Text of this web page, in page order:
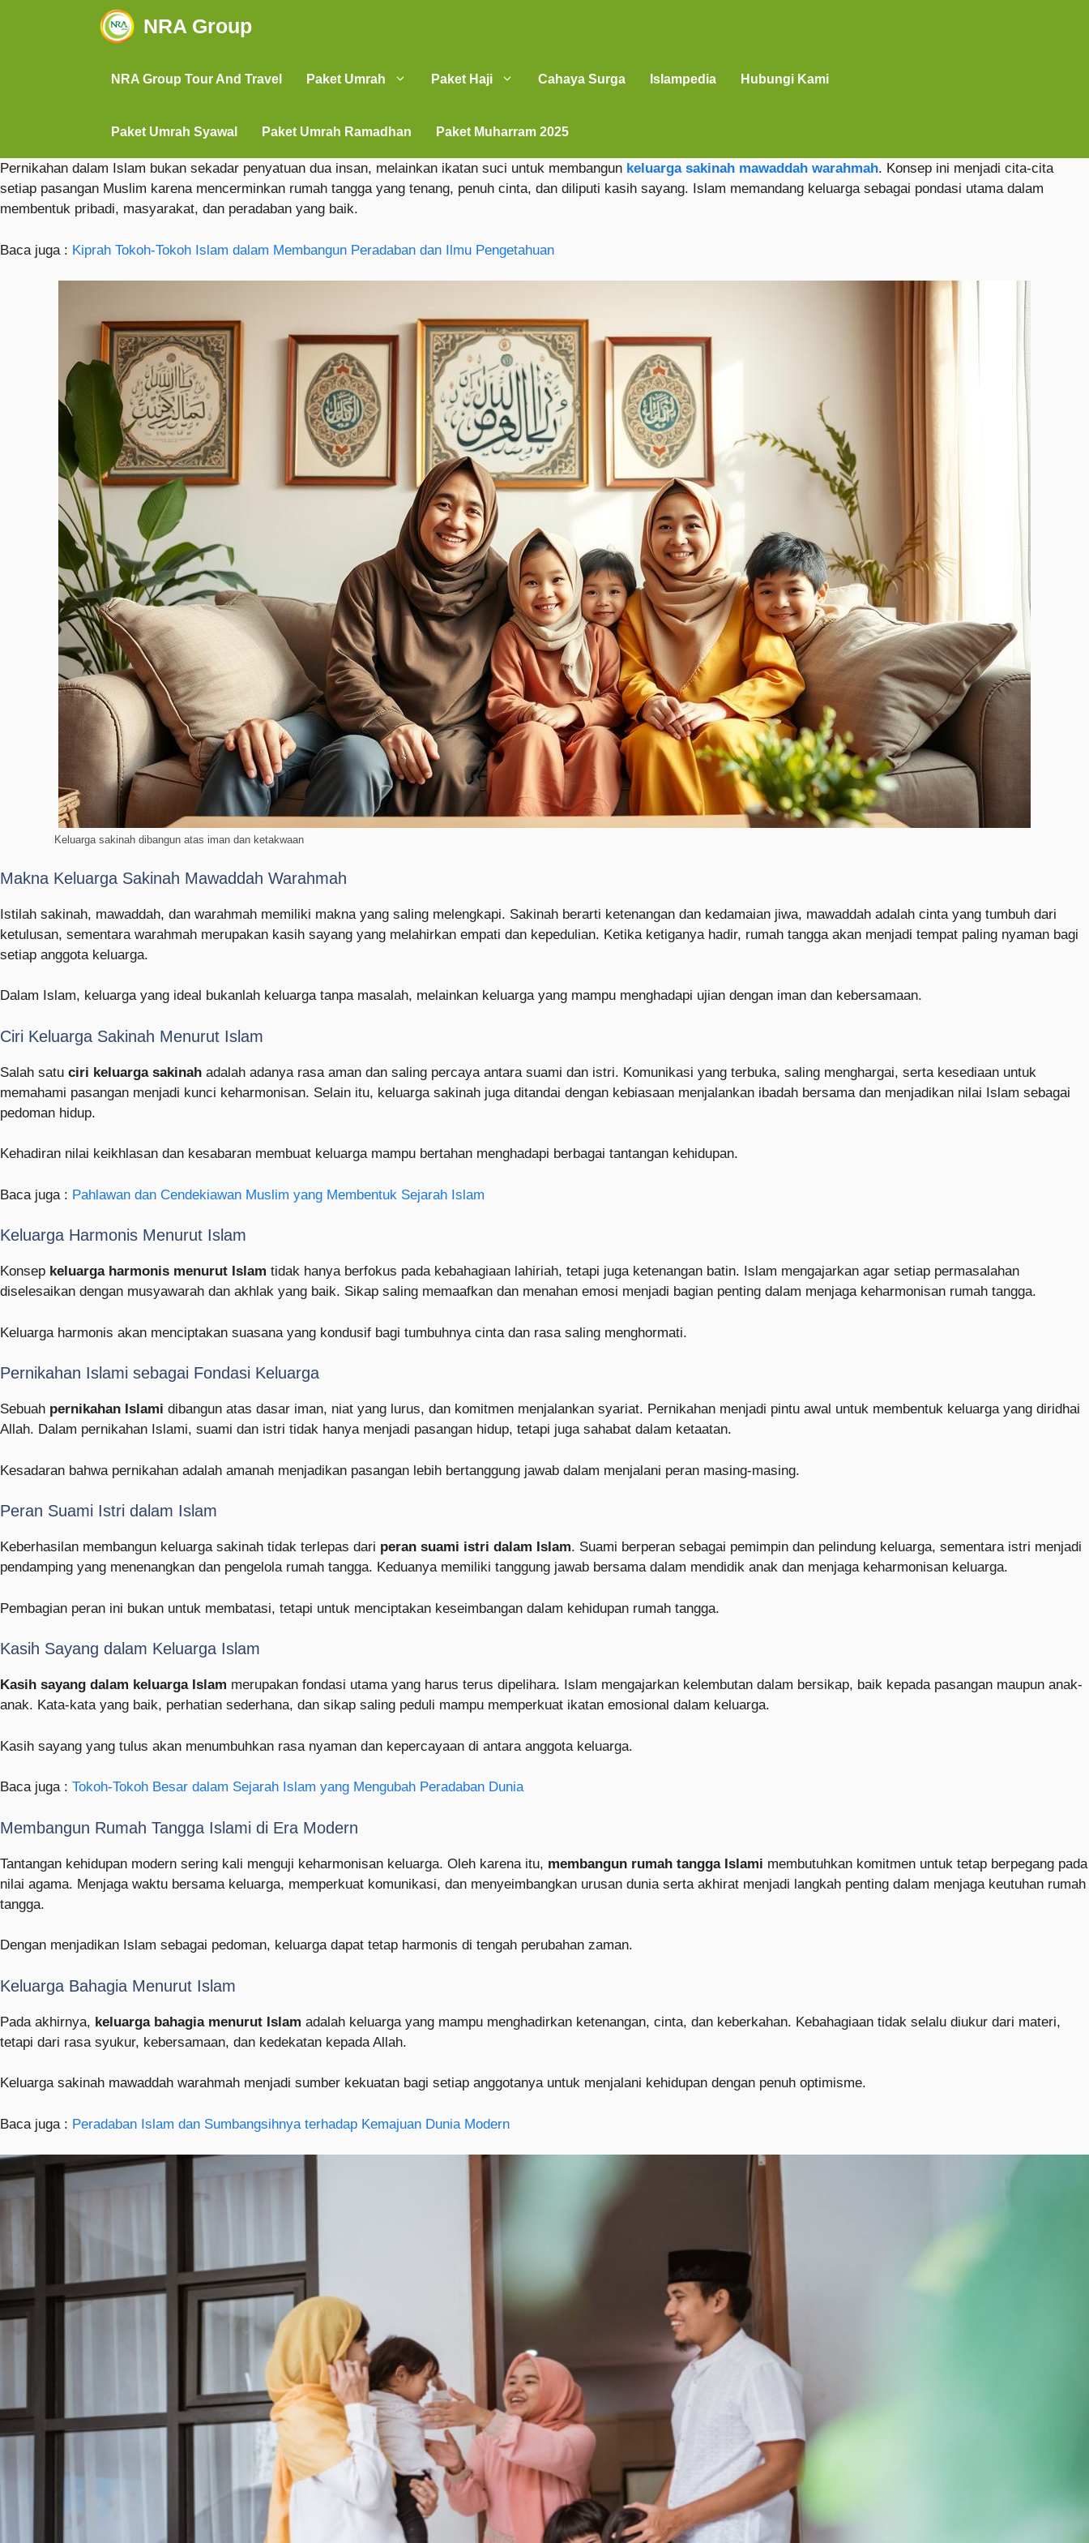
NRA Group
NRA Group Tour And Travel Paket Umrah Paket Haji Cahaya Surga Islampedia Hubungi Kami
Paket Umrah Syawal Paket Umrah Ramadhan Paket Muharram 2025
Pernikahan dalam Islam bukan sekadar penyatuan dua insan, melainkan ikatan suci untuk membangun keluarga sakinah mawaddah warahmah. Konsep ini menjadi cita-cita
setiap pasangan Muslim karena mencerminkan rumah tangga yang tenang, penuh cinta, dan diliputi kasih sayang. Islam memandang keluarga sebagai pondasi utama dalam
membentuk pribadi, masyarakat, dan peradaban yang baik.
Baca juga : Kiprah Tokoh-Tokoh Islam dalam Membangun Peradaban dan Ilmu Pengetahuan
Keluarga sakinah dibangun atas iman dan ketakwaan
Makna Keluarga Sakinah Mawaddah Warahmah
Istilah sakinah, mawaddah, dan warahmah memiliki makna yang saling melengkapi. Sakinah berarti ketenangan dan kedamaian jiwa, mawaddah adalah cinta yang tumbuh dari
ketulusan, sementara warahmah merupakan kasih sayang yang melahirkan empati dan kepedulian. Ketika ketiganya hadir, rumah tangga akan menjadi tempat paling nyaman bagi
setiap anggota keluarga.
Dalam Islam, keluarga yang ideal bukanlah keluarga tanpa masalah, melainkan keluarga yang mampu menghadapi ujian dengan iman dan kebersamaan.
Ciri Keluarga Sakinah Menurut Islam
Salah satu ciri keluarga sakinah adalah adanya rasa aman dan saling percaya antara suami dan istri. Komunikasi yang terbuka, saling menghargai, serta kesediaan untuk
memahami pasangan menjadi kunci keharmonisan. Selain itu, keluarga sakinah juga ditandai dengan kebiasaan menjalankan ibadah bersama dan menjadikan nilai Islam sebagai
pedoman hidup.
Kehadiran nilai keikhlasan dan kesabaran membuat keluarga mampu bertahan menghadapi berbagai tantangan kehidupan.
Baca juga : Pahlawan dan Cendekiawan Muslim yang Membentuk Sejarah Islam
Keluarga Harmonis Menurut Islam
Konsep keluarga harmonis menurut Islam tidak hanya berfokus pada kebahagiaan lahiriah, tetapi juga ketenangan batin. Islam mengajarkan agar setiap permasalahan
diselesaikan dengan musyawarah dan akhlak yang baik. Sikap saling memaafkan dan menahan emosi menjadi bagian penting dalam menjaga keharmonisan rumah tangga.
Keluarga harmonis akan menciptakan suasana yang kondusif bagi tumbuhnya cinta dan rasa saling menghormati.
Pernikahan Islami sebagai Fondasi Keluarga
Sebuah pernikahan Islami dibangun atas dasar iman, niat yang lurus, dan komitmen menjalankan syariat. Pernikahan menjadi pintu awal untuk membentuk keluarga yang diridhai
Allah. Dalam pernikahan Islami, suami dan istri tidak hanya menjadi pasangan hidup, tetapi juga sahabat dalam ketaatan.
Kesadaran bahwa pernikahan adalah amanah menjadikan pasangan lebih bertanggung jawab dalam menjalani peran masing-masing.
Peran Suami Istri dalam Islam
Keberhasilan membangun keluarga sakinah tidak terlepas dari peran suami istri dalam Islam. Suami berperan sebagai pemimpin dan pelindung keluarga, sementara istri menjadi
pendamping yang menenangkan dan pengelola rumah tangga. Keduanya memiliki tanggung jawab bersama dalam mendidik anak dan menjaga keharmonisan keluarga.
Pembagian peran ini bukan untuk membatasi, tetapi untuk menciptakan keseimbangan dalam kehidupan rumah tangga.
Kasih Sayang dalam Keluarga Islam
Kasih sayang dalam keluarga Islam merupakan fondasi utama yang harus terus dipelihara. Islam mengajarkan kelembutan dalam bersikap, baik kepada pasangan maupun anak-
anak. Kata-kata yang baik, perhatian sederhana, dan sikap saling peduli mampu memperkuat ikatan emosional dalam keluarga.
Kasih sayang yang tulus akan menumbuhkan rasa nyaman dan kepercayaan di antara anggota keluarga.
Baca juga : Tokoh-Tokoh Besar dalam Sejarah Islam yang Mengubah Peradaban Dunia
Membangun Rumah Tangga Islami di Era Modern
Tantangan kehidupan modern sering kali menguji keharmonisan keluarga. Oleh karena itu, membangun rumah tangga Islami membutuhkan komitmen untuk tetap berpegang pada
nilai agama. Menjaga waktu bersama keluarga, memperkuat komunikasi, dan menyeimbangkan urusan dunia serta akhirat menjadi langkah penting dalam menjaga keutuhan rumah
tangga.
Dengan menjadikan Islam sebagai pedoman, keluarga dapat tetap harmonis di tengah perubahan zaman.
Keluarga Bahagia Menurut Islam
Pada akhirnya, keluarga bahagia menurut Islam adalah keluarga yang mampu menghadirkan ketenangan, cinta, dan keberkahan. Kebahagiaan tidak selalu diukur dari materi,
tetapi dari rasa syukur, kebersamaan, dan kedekatan kepada Allah.
Keluarga sakinah mawaddah warahmah menjadi sumber kekuatan bagi setiap anggotanya untuk menjalani kehidupan dengan penuh optimisme.
Baca juga : Peradaban Islam dan Sumbangsihnya terhadap Kemajuan Dunia Modern